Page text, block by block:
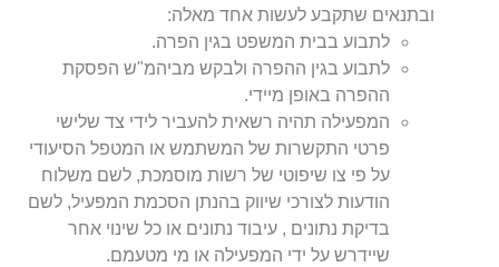
ובתנאים שתקבע לעשות אחד מאלה:
לתבוע בבית המשפט בגין הפרה.
לתבוע בגין ההפרה ולבקש מביהמ"ש הפסקת
ההפרה באופן מיידי.
המפעילה תהיה רשאית להעביר לידי צד שלישי
פרטי התקשרות של המשתמש או המטפל הסיעודי
על פי צו שיפוטי של רשות מוסמכת, לשם משלוח
הודעות לצורכי שיווק בהנתן הסכמת המפעיל, לשם
בדיקת נתונים , עיבוד נתונים או כל שינוי אחר
שיידרש על ידי המפעילה או מי מטעמם.